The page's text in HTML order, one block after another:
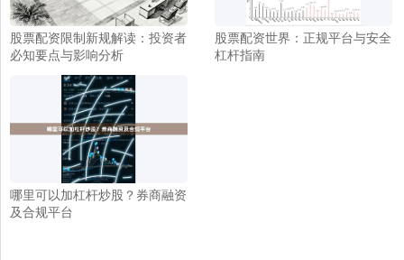
股票配资限制新规解读：投资者
必知要点与影响分析
股票配资世界：正规平台与安全
杠杆指南
哪里可以加杠杆炒股？券商融资
及合规平台